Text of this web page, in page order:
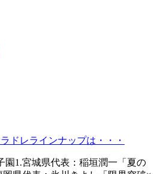
ドレラインナップは・・・
園1.宮城県代表：稲垣潤一「夏の